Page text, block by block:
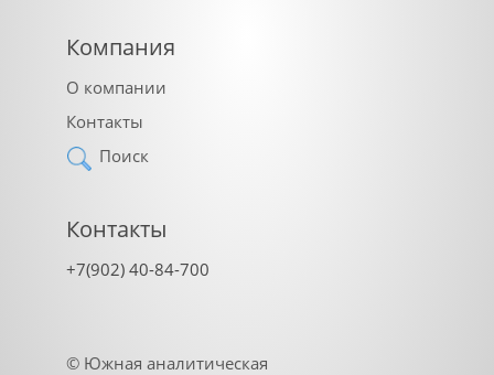
Компания
О компании
Контакты
Поиск
Контакты
+7(902) 40-84-700
© Южная аналитическая